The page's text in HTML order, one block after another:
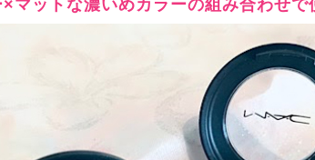
マットな濃いめカラーの組み合わせで